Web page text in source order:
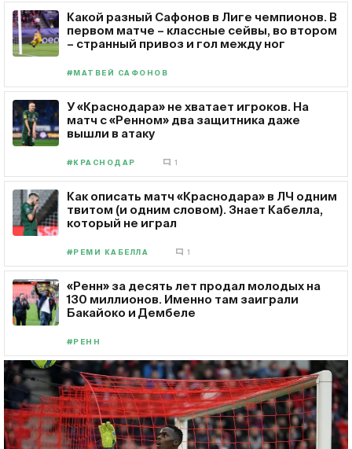
Какой разный Сафонов в Лиге чемпионов. В
первом матче – классные сейвы, во втором
– странный привоз и гол между ног
#МАТВЕЙ САФОНОВ
У «Краснодара» не хватает игроков. На
матч с «Ренном» два защитника даже
вышли в атаку
#КРАСНОДАР 1
Как описать матч «Краснодара» в ЛЧ одним
твитом (и одним словом). Знает Кабелла,
который не играл
#РЕМИ КАБЕЛЛА 1
«Ренн» за десять лет продал молодых на
130 миллионов. Именно там заиграли
Бакайоко и Дембеле
#РЕНН